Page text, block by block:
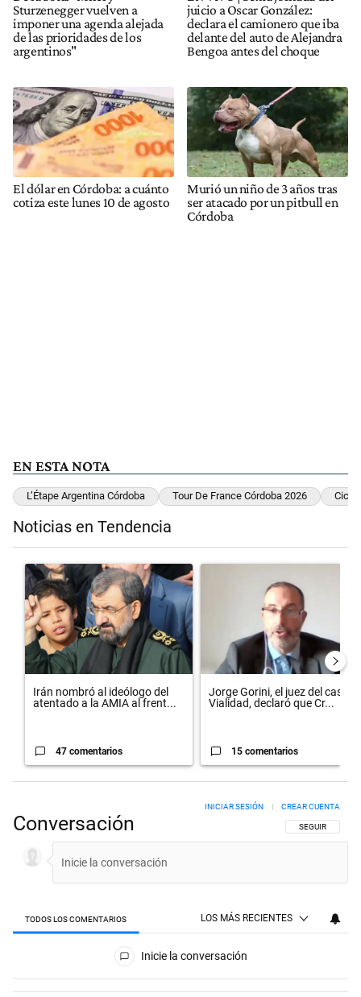
Sturzenegger vuelven a
imponer una agenda alejada
de las prioridades de los
argentinos"
juicio a Oscar González:
declara el camionero que iba
delante del auto de Alejandra
Bengoa antes del choque
El dólar en Córdoba: a cuánto
cotiza este lunes 10 de agosto
Murió un niño de 3 años tras
ser atacado por un pitbull en
Córdoba
EN ESTA NOTA
L’Étape Argentina Córdoba Tour De France Córdoba 2026
Noticias en Tendencia
Un artículo de tendencia con el título "Irán nombró al ideólogo del
Irán nombró al ideólogo del
atentado a la AMIA al frent...
47 comentarios
Un artículo de tendencia con el
Jorge Gorini, el juez del caso
Vialidad, declaró que Cr...
15 comentarios
Conversación SIGA ESTA
SEGUIR
INICIAR SESIÓN | CREAR CUENTA
TODOS LOS COMENTARIOS LOS MÁS RECIENTES
Todos los comentarios
Inicie la conversación